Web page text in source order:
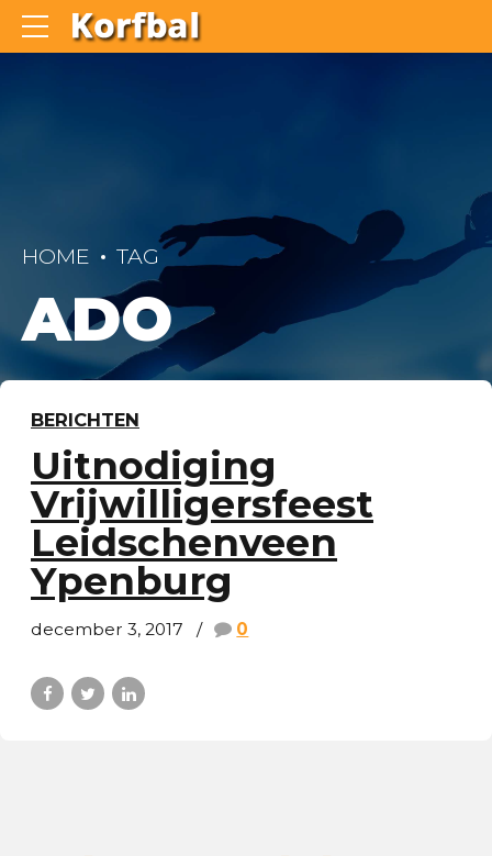
HOME TAG
ADO
BERICHTEN
Uitnodiging
Vrijwilligersfeest
Leidschenveen
Ypenburg
december 3, 2017 0